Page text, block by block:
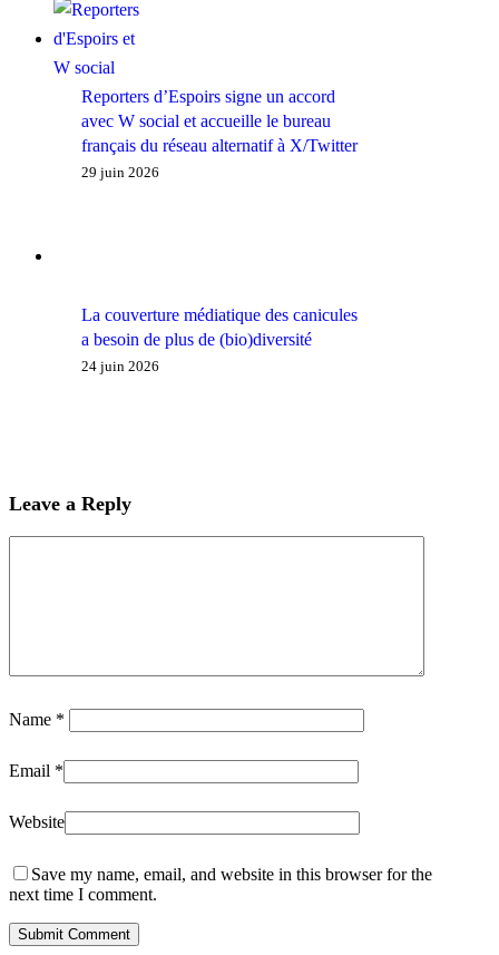
Reporters d’Espoirs signe un accord
avec W social et accueille le bureau
français du réseau alternatif à X/Twitter
29 juin 2026
La couverture médiatique des canicules
a besoin de plus de (bio)diversité
24 juin 2026
Leave a Reply
Name *
Email *
Website
Save my name, email, and website in this browser for the
next time I comment.